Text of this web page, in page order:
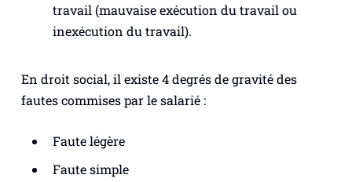
travail (mauvaise exécution du travail ou
inexécution du travail).
En droit social, il existe 4 degrés de gravité des
fautes commises par le salarié :
Faute légère
Faute simple